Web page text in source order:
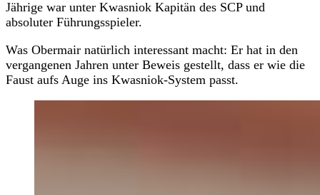
Jährige war unter Kwasniok Kapitän des SCP und
absoluter Führungsspieler.
Was Obermair natürlich interessant macht: Er hat in den
vergangenen Jahren unter Beweis gestellt, dass er wie die
Faust aufs Auge ins Kwasniok-System passt.